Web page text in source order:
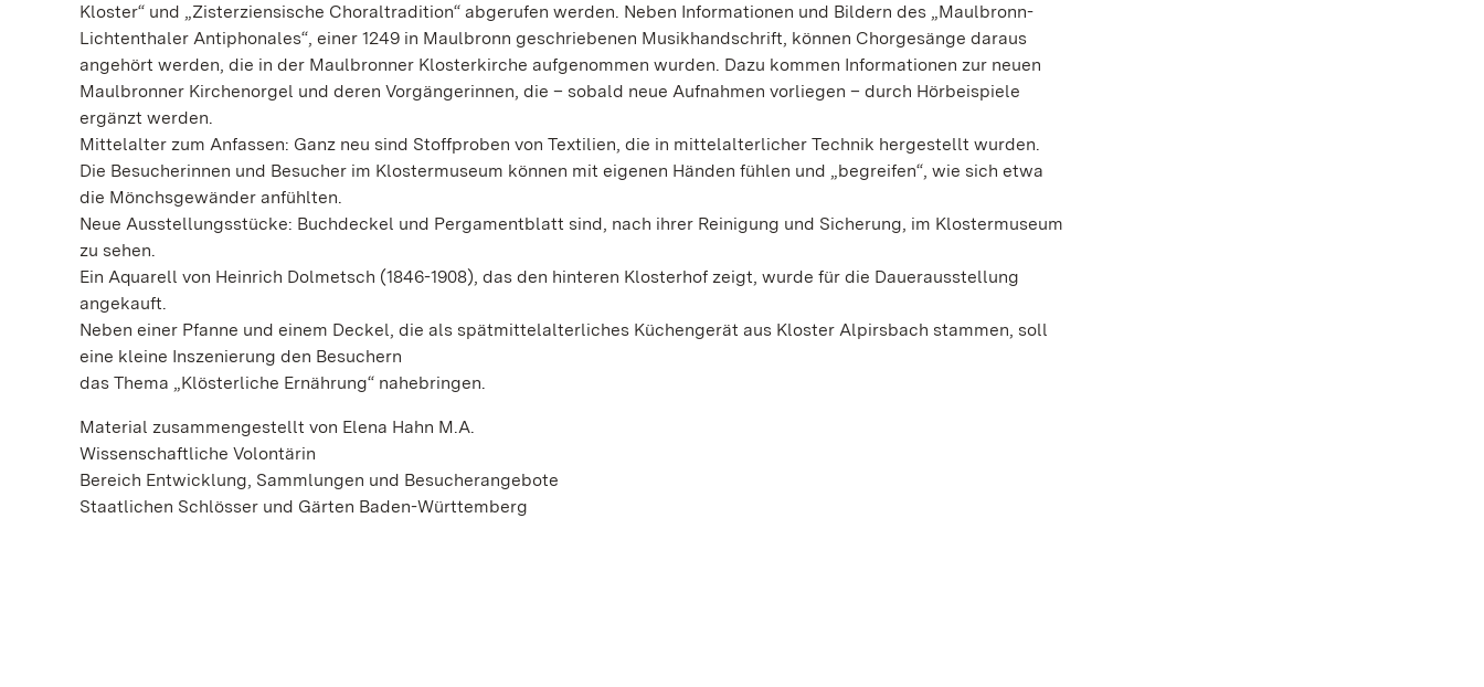
Kloster“ und „Zisterziensische Choraltradition“ abgerufen werden. Neben Informationen und Bildern des „Maulbronn-
Lichtenthaler Antiphonales“, einer 1249 in Maulbronn geschriebenen Musikhandschrift, können Chorgesänge daraus
angehört werden, die in der Maulbronner Klosterkirche aufgenommen wurden. Dazu kommen Informationen zur neuen
Maulbronner Kirchenorgel und deren Vorgängerinnen, die – sobald neue Aufnahmen vorliegen – durch Hörbeispiele
ergänzt werden.
Mittelalter zum Anfassen: Ganz neu sind Stoffproben von Textilien, die in mittelalterlicher Technik hergestellt wurden.
Die Besucherinnen und Besucher im Klostermuseum können mit eigenen Händen fühlen und „begreifen“, wie sich etwa
die Mönchsgewänder anfühlten.
Neue Ausstellungsstücke: Buchdeckel und Pergamentblatt sind, nach ihrer Reinigung und Sicherung, im Klostermuseum
zu sehen.
Ein Aquarell von Heinrich Dolmetsch (1846-1908), das den hinteren Klosterhof zeigt, wurde für die Dauerausstellung
angekauft.
Neben einer Pfanne und einem Deckel, die als spätmittelalterliches Küchengerät aus Kloster Alpirsbach stammen, soll
eine kleine Inszenierung den Besuchern
das Thema „Klösterliche Ernährung“ nahebringen.
Material zusammengestellt von Elena Hahn M.A.
Wissenschaftliche Volontärin
Bereich Entwicklung, Sammlungen und Besucherangebote
Staatlichen Schlösser und Gärten Baden-Württemberg